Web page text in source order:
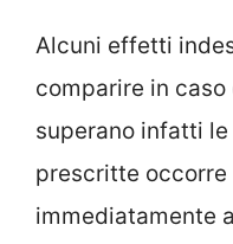
Alcuni effetti
comparire in
superano infatti
prescritte
immediatamente